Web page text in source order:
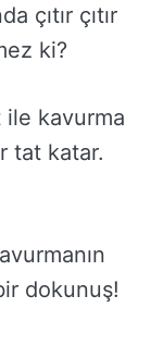
çıtır çıtır
ki?
kavurma
tat katar.
dokunuş!